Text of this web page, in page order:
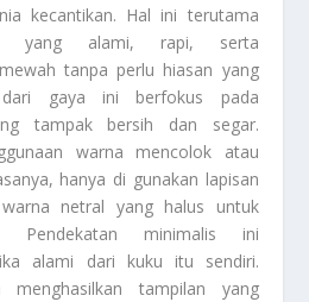
kecantikan. Hal ini terutama
yang alami, rapi, serta
tanpa perlu hiasan yang
dari gaya ini berfokus pada
tampak bersih dan segar.
warna mencolok atau
hanya di gunakan lapisan
netral yang halus untuk
Pendekatan minimalis ini
alami dari kuku itu sendiri.
menghasilkan tampilan yang